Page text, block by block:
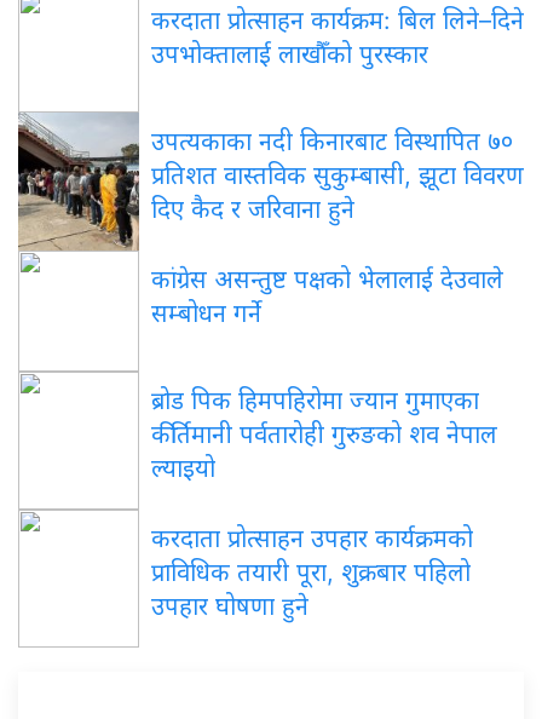
करदाता प्रोत्साहन कार्यक्रम: बिल लिने–दिने
उपभोक्तालाई लाखौँको पुरस्कार
उपत्यकाका नदी किनारबाट विस्थापित ७०
प्रतिशत वास्तविक सुकुम्बासी, झूटा विवरण
दिए कैद र जरिवाना हुने
कांग्रेस असन्तुष्ट पक्षको भेलालाई देउवाले
सम्बोधन गर्ने
ब्रोड पिक हिमपहिरोमा ज्यान गुमाएका
कीर्तिमानी पर्वतारोही गुरुङको शव नेपाल
ल्याइयो
करदाता प्रोत्साहन उपहार कार्यक्रमको
प्राविधिक तयारी पूरा, शुक्रबार पहिलो
उपहार घोषणा हुने